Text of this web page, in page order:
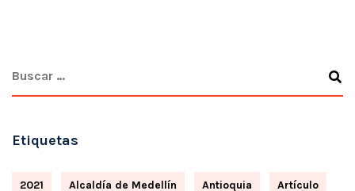
Etiquetas
2021 Alcaldía de Medellín Antioquia Artículo